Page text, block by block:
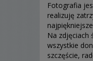
Fotografia
realizuję
Na zdjęciach
wszystkie
szczęście,